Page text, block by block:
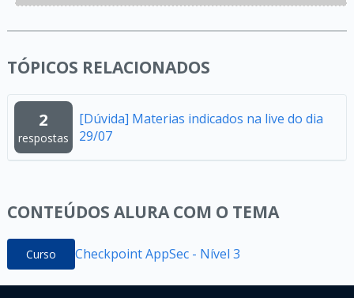
TÓPICOS RELACIONADOS
2
respostas
[Dúvida] Materias indicados na live do dia
29/07
CONTEÚDOS ALURA COM O TEMA
Curso Checkpoint AppSec - Nível 3